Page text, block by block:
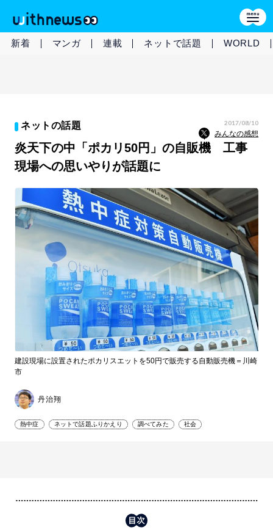
新着 マンガ 連載 ネットで話題 WORLD
ネットの話題 2017/08/10
みんなの感想
炎天下の中「ポカリ50円」の自販機 工事
現場への思いやりが話題に
建設現場に設置されたポカリスエットを50円で販売する自動販売機＝川崎
市
丹治翔
熱中症 ネットで話題ふりかえり 調べてみた 社会